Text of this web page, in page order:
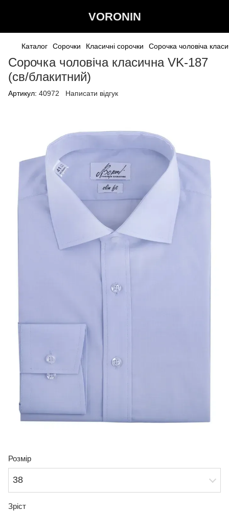
VORONIN
Каталог Сорочки Класичні сорочки Сорочка чоловіча
Сорочка чоловіча класична VK-187
(св/блакитний)
Артикул: 40972 Написати відгук
Розмір
38
Зріст